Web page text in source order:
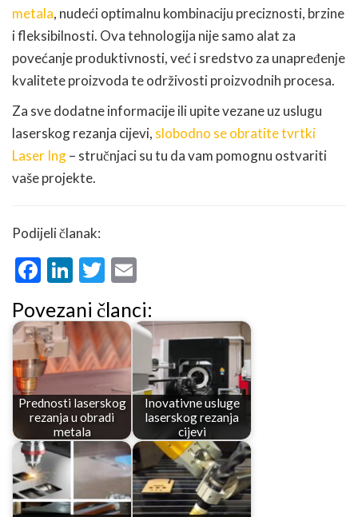
metala, nudeći optimalnu kombinaciju preciznosti, brzine
i fleksibilnosti. Ova tehnologija nije samo alat za
povećanje produktivnosti, već i sredstvo za unapređenje
kvalitete proizvoda te održivosti proizvodnih procesa.
Za sve dodatne informacije ili upite vezane uz uslugu
laserskog rezanja cijevi, slobodno se obratite tvrtki
Laser Ing– stručnjaci su tu da vam pomognu ostvariti
vaše projekte.
Podijeli članak:
Facebook
LinkedIn
Twitter
Povezani članci:
Prednosti laserskog
rezanja u obradi
metala
Inovativne usluge
laserskog rezanja
cijevi